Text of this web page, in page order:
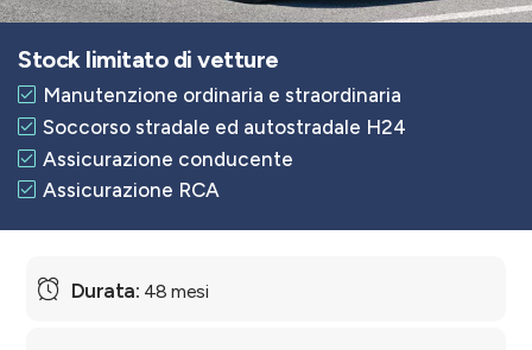
Stock limitato di vetture
Manutenzione ordinaria e straordinaria
Soccorso stradale ed autostradale H24
Assicurazione conducente
Assicurazione RCA
48 mesi